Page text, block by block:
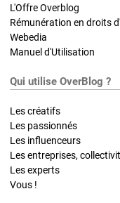
L'Offre Overblog
Rémunération en droits
Webedia
Manuel d'Utilisation
Qui utilise OverBlog ?
Les créatifs
Les passionnés
Les influenceurs
Les entreprises,
Les experts
Vous !